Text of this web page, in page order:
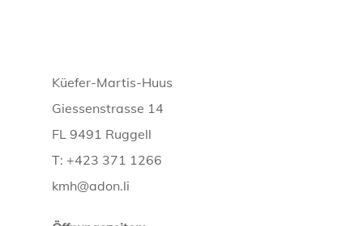
Küefer-Martis-Huus
Giessenstrasse 14
FL 9491 Ruggell
T: +423 371 1266
kmh@adon.li